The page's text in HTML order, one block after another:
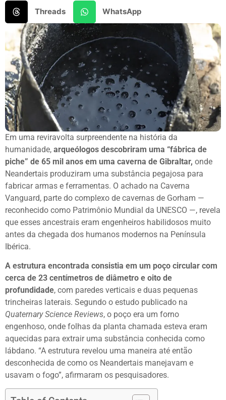
Threads WhatsApp
Em uma reviravolta surpreendente na história da
humanidade, arqueólogos descobriram uma “fábrica de
piche” de 65 mil anos em uma caverna de Gibraltar, onde
Neandertais produziram uma substância pegajosa para
fabricar armas e ferramentas. O achado na Caverna
Vanguard, parte do complexo de cavernas de Gorham —
reconhecido como Patrimônio Mundial da UNESCO —, revela
que esses ancestrais eram engenheiros habilidosos muito
antes da chegada dos humanos modernos na Península
Ibérica.
A estrutura encontrada consistia em um poço circular com
cerca de 23 centímetros de diâmetro e oito de
profundidade, com paredes verticais e duas pequenas
trincheiras laterais. Segundo o estudo publicado na
Quaternary Science Reviews, o poço era um forno
engenhoso, onde folhas da planta chamada esteva eram
aquecidas para extrair uma substância conhecida como
lábdano. “A estrutura revelou uma maneira até então
desconhecida de como os Neandertais manejavam e
usavam o fogo”, afirmaram os pesquisadores.